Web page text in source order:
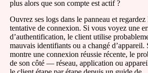
plus alors que son compte est actif ?
Ouvrez ses logs dans le panneau et regardez
tentative de connexion. Si vous voyez une
d’authentification, le client utilise
mauvais identifiants ou a changé d’appareil.
montre une connexion réussie récente, le
de son côté — réseau, application ou